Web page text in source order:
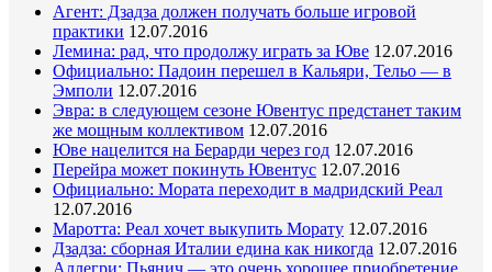
Агент: Дзадза должен получать больше игровой
практики 12.07.2016
Лемина: рад, что продолжу играть за Юве 12.07.2016
Официально: Падоин перешел в Кальяри, Тельо — в
Эмполи 12.07.2016
Эвра: в следующем сезоне Ювентус предстанет таким
же мощным коллективом 12.07.2016
Юве нацелится на Берарди через год 12.07.2016
Перейра может покинуть Ювентус 12.07.2016
Официально: Мората переходит в мадридский Реал
12.07.2016
Маротта: Реал хочет выкупить Морату 12.07.2016
Дзадза: сборная Италии едина как никогда 12.07.2016
Аллегри: Пьянич — это очень хорошее приобретение